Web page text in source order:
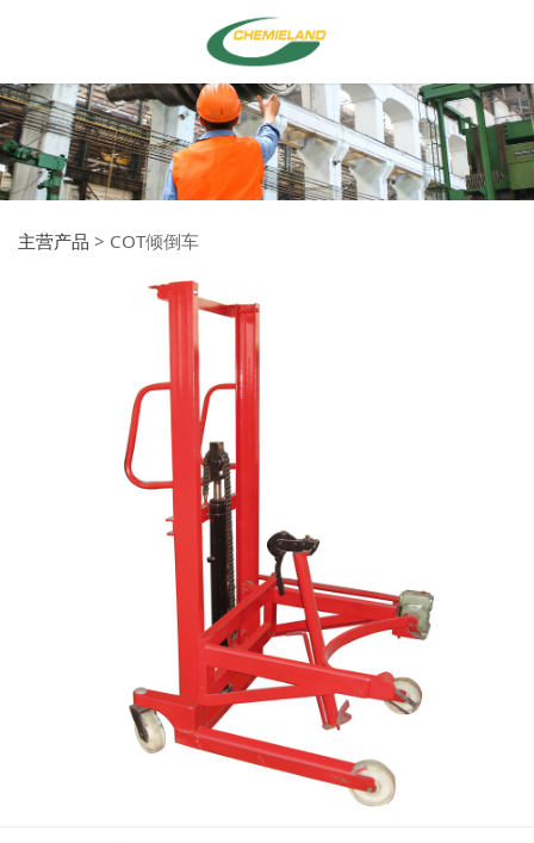
主营产品 > COT倾倒车